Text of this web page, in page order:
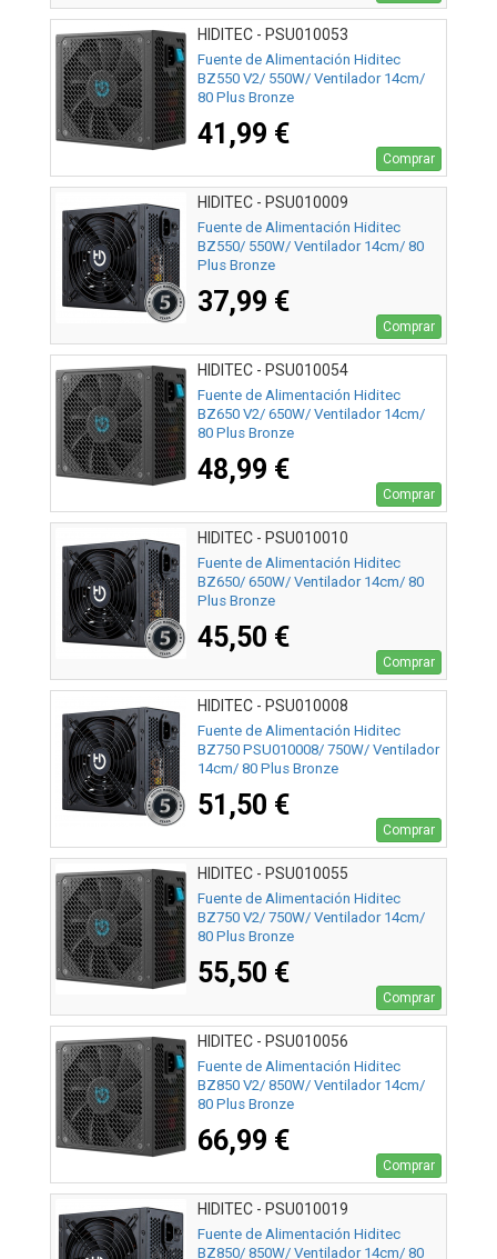
HIDITEC - PSU010053
Fuente de Alimentación Hiditec
BZ550 V2/ 550W/ Ventilador 14cm/
80 Plus Bronze
41,99 €
Comprar
HIDITEC - PSU010009
Fuente de Alimentación Hiditec
BZ550/ 550W/ Ventilador 14cm/ 80
Plus Bronze
37,99 €
Comprar
HIDITEC - PSU010054
Fuente de Alimentación Hiditec
BZ650 V2/ 650W/ Ventilador 14cm/
80 Plus Bronze
48,99 €
Comprar
HIDITEC - PSU010010
Fuente de Alimentación Hiditec
BZ650/ 650W/ Ventilador 14cm/ 80
Plus Bronze
45,50 €
Comprar
HIDITEC - PSU010008
Fuente de Alimentación Hiditec
BZ750 PSU010008/ 750W/ Ventilador
14cm/ 80 Plus Bronze
51,50 €
Comprar
HIDITEC - PSU010055
Fuente de Alimentación Hiditec
BZ750 V2/ 750W/ Ventilador 14cm/
80 Plus Bronze
55,50 €
Comprar
HIDITEC - PSU010056
Fuente de Alimentación Hiditec
BZ850 V2/ 850W/ Ventilador 14cm/
80 Plus Bronze
66,99 €
Comprar
HIDITEC - PSU010019
Fuente de Alimentación Hiditec
BZ850/ 850W/ Ventilador 14cm/ 80